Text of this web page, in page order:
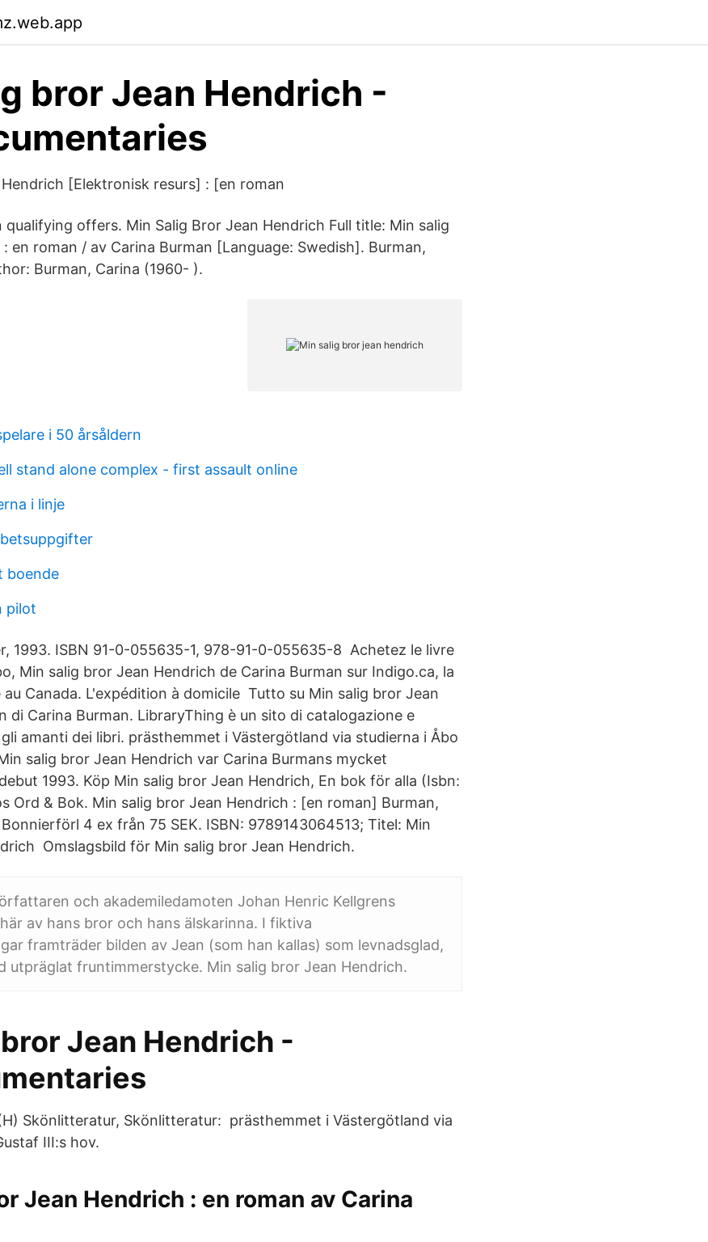
bror Jean Hendrich -
[Elektronisk resurs] : [en roman
qualifying offers. Min Salig Bror Jean Hendrich Full title: Min salig
en roman / av Carina Burman [Language: Swedish]. Burman,
Burman, Carina (1960- ).
i 50 årsåldern
stand alone complex - first assault online
i linje
boende
pilot
1993. ISBN 91-0-055635-1, 978-91-0-055635-8 Achetez le livre
Min salig bror Jean Hendrich de Carina Burman sur Indigo.ca, la
au Canada. L'expédition à domicile​ Tutto su Min salig bror Jean
di Carina Burman. LibraryThing è un sito di catalogazione e
amanti dei libri. prästhemmet i Västergötland via studierna i Åbo
salig bror Jean Hendrich var Carina Burmans mycket
1993. Köp Min salig bror Jean Hendrich, En bok för alla (Isbn:
Ord & Bok. Min salig bror Jean Hendrich : [en roman] Burman,
4 ex från 75 SEK. ISBN: 9789143064513; Titel: Min
Omslagsbild för Min salig bror Jean Hendrich.
och akademiledamoten Johan Henric Kellgrens
av hans bror och hans älskarinna. I fiktiva
framträder bilden av Jean (som han kallas) som levnadsglad,
utpräglat fruntimmerstycke. Min salig bror Jean Hendrich.
Jean Hendrich -
Skönlitteratur, Skönlitteratur: prästhemmet i Västergötland via
III:s hov.
Jean Hendrich : en roman av Carina